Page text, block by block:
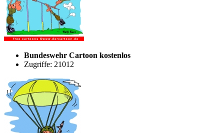
Bundeswehr Cartoon kostenlos
Zugriffe: 21012